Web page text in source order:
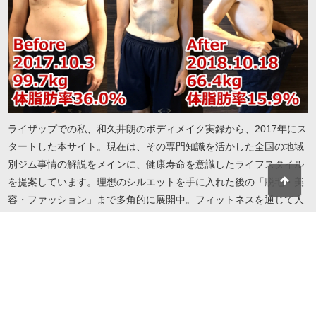
ライザップでの私、和久井朗のボディメイク実録から、2017年にス
タートした本サイト。現在は、その専門知識を活かした全国の地域
別ジム事情の解説をメインに、健康寿命を意識したライフスタイル
を提案しています。理想のシルエットを手に入れた後の「脱毛・美
容・ファッション」まで多角的に展開中。フィットネスを通じて人